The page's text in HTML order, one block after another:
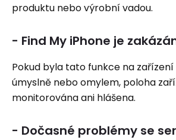
produktu nebo výrobní vadou.
- Find My iPhone je
Pokud byla tato funkce na zařízení
úmyslně nebo omylem, poloha
monitorována ani hlášena.
- Dočasné problémy se